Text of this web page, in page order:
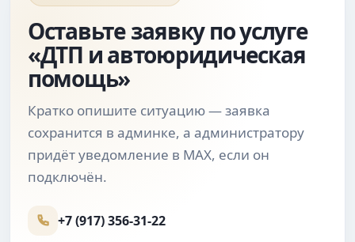
Оставьте заявку по услуге
«ДТП и автоюридическая
помощь»
Кратко опишите ситуацию — заявка
сохранится в админке, а администратору
придёт уведомление в MAX, если он
подключён.
+7 (917) 356-31-22